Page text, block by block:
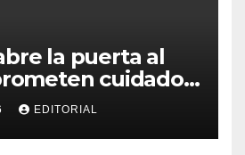
la puerta al
cuidado
EDITORIAL